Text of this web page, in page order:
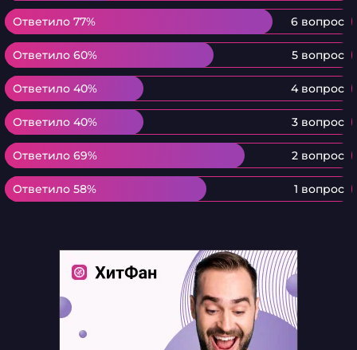
Ответило 77% 6 вопрос
Ответило 77%
Ответило 60% 5 вопрос
Ответило 60%
Ответило 40% 4 вопрос
Ответило 40%
Ответило 40% 3 вопрос
Ответило 40%
Ответило 69% 2 вопрос
Ответило 69%
Ответило 58% 1 вопрос
Ответило 58%